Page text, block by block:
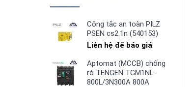
Công tắc an toàn PILZ
PSEN cs2.1n (540153)
Liên hệ để báo giá
Aptomat (MCCB) chống
rò TENGEN TGM1NL-
800L/3N300A 800A